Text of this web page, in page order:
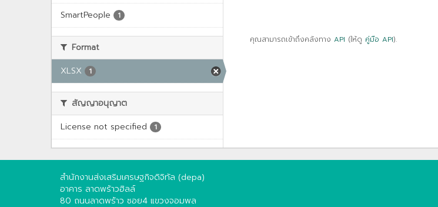
SmartPeople 1
Format
XLSX
1
สัญญาอนุญาต
License not specified
1
คุณสามารถเข้าถึงคลังทาง API (ให้ดู คู่มือ API).
สำนักงานส่งเสริมเศรษฐกิจดิจิทัล (depa)
อาคาร ลาดพร้าวฮิลล์
80 ถนนลาดพร้าว ซอย4 แขวงจอมพล